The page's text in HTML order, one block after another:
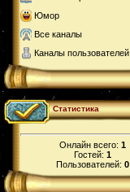
Юмор
Все каналы
Каналы пользователей
Статистика
Онлайн всего: 1
Гостей: 1
Пользователей: 0